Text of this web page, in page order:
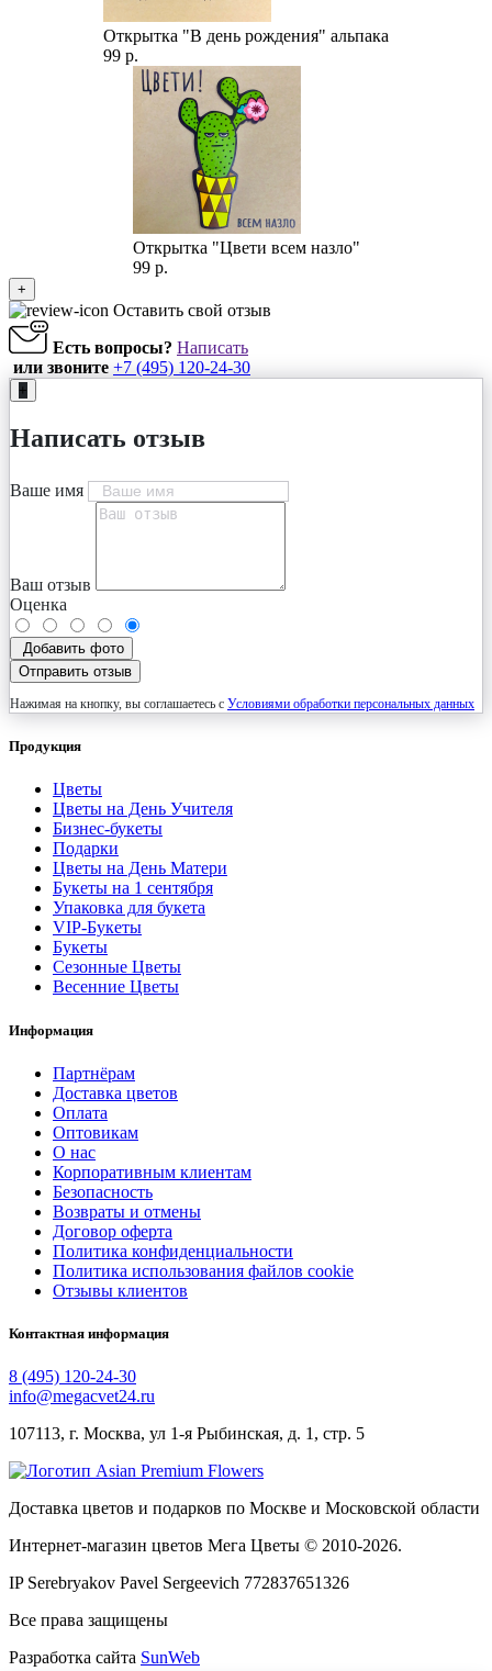
Открытка "В день рождения" альпака
99 р.
Открытка "Цвети всем назло"
99 р.
+
Оставить свой отзыв
Есть вопросы? Написать
или звоните +7 (495) 120-24-30
+
Написать отзыв
Ваше имя
Ваш отзыв
Оценка
Добавить фото
Отправить отзыв
Нажимая на кнопку, вы соглашаетесь с Условиями обработки персональных данных
Продукция
Цветы
Цветы на День Учителя
Бизнес-букеты
Подарки
Цветы на День Матери
Букеты на 1 сентября
Упаковка для букета
VIP-Букеты
Букеты
Сезонные Цветы
Весенние Цветы
Информация
Партнёрам
Доставка цветов
Оплата
Оптовикам
О нас
Корпоративным клиентам
Безопасность
Возвраты и отмены
Договор оферта
Политика конфиденциальности
Политика использования файлов cookie
Отзывы клиентов
Контактная информация
8 (495) 120-24-30
info@megacvet24.ru
107113, г. Москва, ул 1-я Рыбинская, д. 1, стр. 5
Доставка цветов и подарков по Москве и Московской области
Интернет-магазин цветов Мега Цветы © 2010-2026.
IP Serebryakov Pavel Sergeevich 772837651326
Все права защищены
Разработка сайта SunWeb